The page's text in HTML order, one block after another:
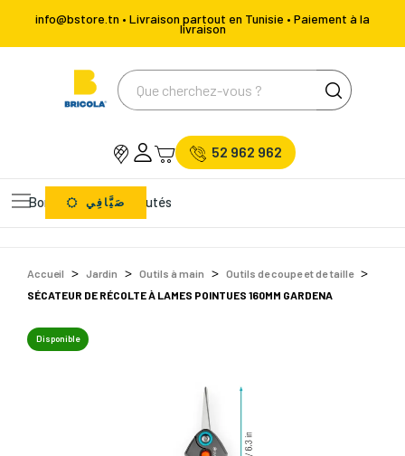
info@bstore.tn • Livraison partout en Tunisie • Paiement à la
livraison
52 962 962
Bons Plans Nouveautés
صَيَّافِي
Accueil Jardin Outils à main
Outils de coupe et de taille
SÉCATEUR DE RÉCOLTE À LAMES POINTUES 160MM GARDENA
Disponible